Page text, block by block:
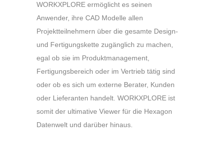
WORKXPLORE ermöglicht es seinen
Anwender, ihre CAD Modelle allen
Projektteilnehmern über die gesamte Design-
und Fertigungskette zugänglich zu machen,
egal ob sie im Produktmanagement,
Fertigungsbereich oder im Vertrieb tätig sind
oder ob es sich um externe Berater, Kunden
oder Lieferanten handelt. WORKXPLORE ist
somit der ultimative Viewer für die Hexagon
Datenwelt und darüber hinaus.